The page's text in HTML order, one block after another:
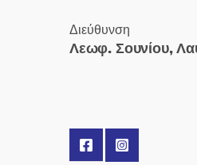
Διεύθυνση
Λεωφ. Σουνίου,